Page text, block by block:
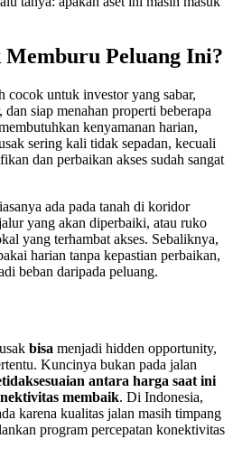
Memburu Peluang Ini?
cocok untuk investor yang sabar,
siap menahan properti beberapa
kenyamanan harian,
sering kali tidak sepadan, kecuali
dan perbaikan akses sudah sangat
ada pada tanah di koridor
yang akan diperbaiki, atau ruko
yang terhambat akses. Sebaliknya,
harian tanpa kepastian perbaikan,
beban daripada peluang.
bisa menjadi hidden opportunity,
Kuncinya bukan pada jalan
antara harga saat ini
membaik. Di Indonesia,
karena kualitas jalan masih timpang
program percepatan konektivitas